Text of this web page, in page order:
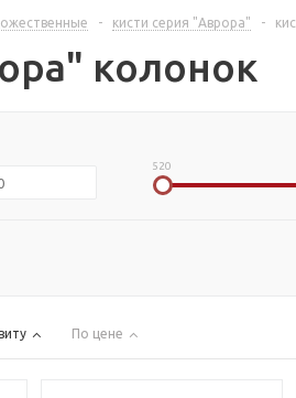
- кисти серия "Аврора" -
колонок
520
По цене